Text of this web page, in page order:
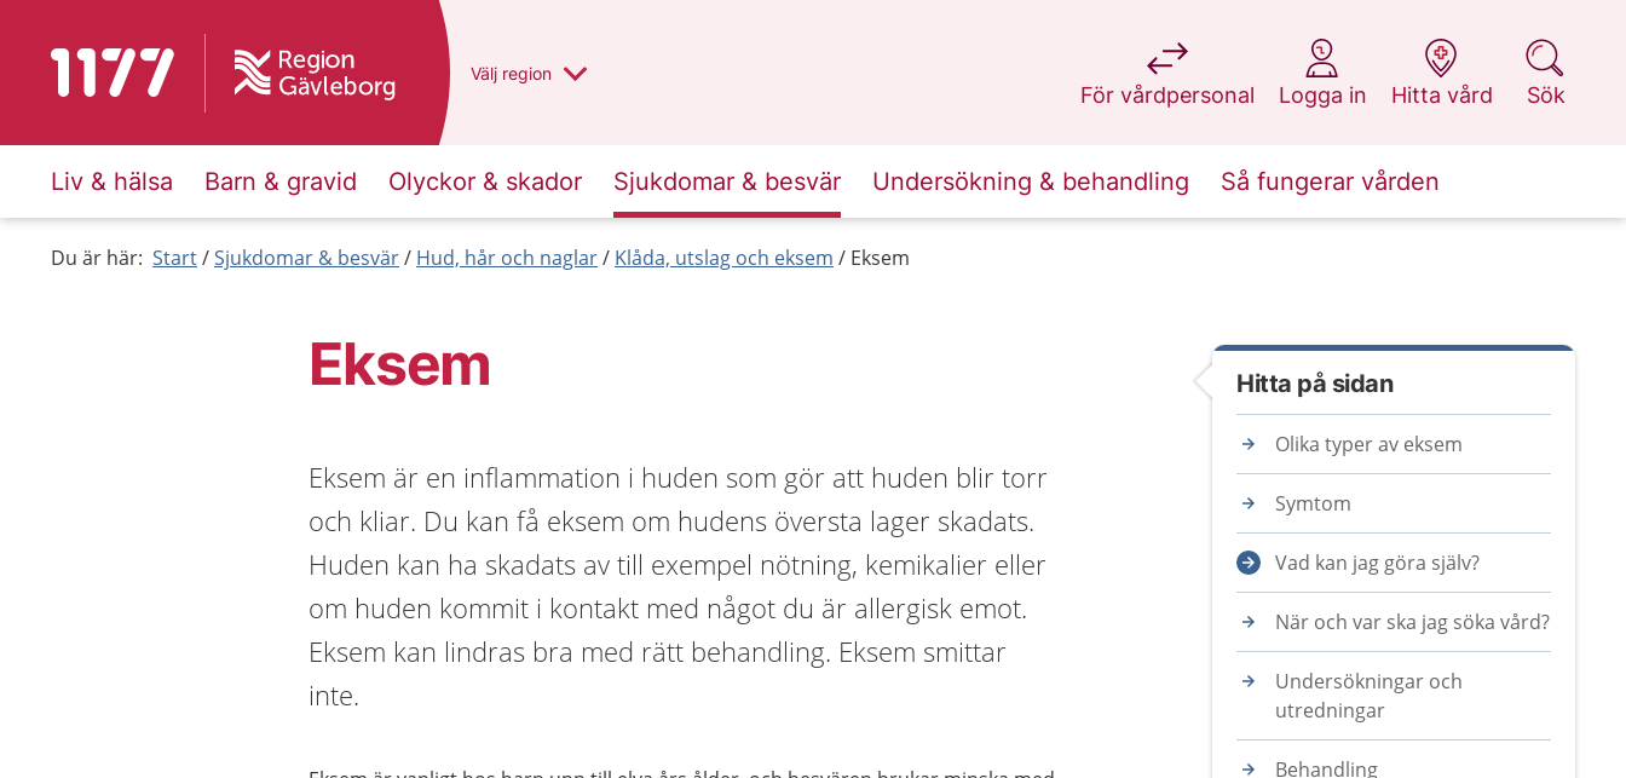
Till startsidan för 1177 Du har valt region
Välj en annan
region
För vårdpersonal
på 1177.se
Logga in
på 1177.se
Hitta vård
på 1177.se
Sök
på 1177.se
Liv & hälsa Barn & gravid Olyckor & skador Sjukdomar & besvär Undersökning & behandling Så fungerar vården
Du är här: Start Sjukdomar & besvär Hud, hår och naglar Klåda, utslag och eksem Eksem
Eksem
Eksem är en inflammation i huden som gör att huden blir torr
och kliar. Du kan få eksem om hudens översta lager skadats.
Huden kan ha skadats av till exempel nötning, kemikalier eller
om huden kommit i kontakt med något du är allergisk emot.
Eksem kan lindras bra med rätt behandling. Eksem smittar
inte.
Hitta på sidan
Olika typer av eksem
Symtom
Vad kan jag göra själv?
När och var ska jag söka vård?
Undersökningar och
utredningar
Behandling